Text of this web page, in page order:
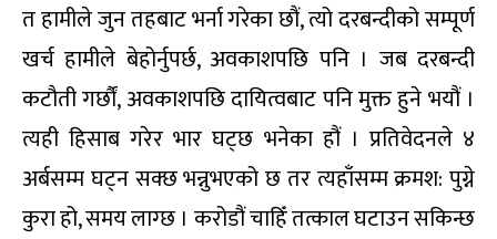
त हामीले जुन तहबाट भर्ना गरेका छौं, त्यो दरबन्दीको सम्पूर्ण
खर्च हामीले बेहोर्नुपर्छ, अवकाशपछि पनि । जब दरबन्दी
कटौती गर्छौं, अवकाशपछि दायित्वबाट पनि मुक्त हुने भयौं ।
त्यही हिसाब गरेर भार घट्छ भनेका हौं । प्रतिवेदनले ४
अर्बसम्म घट्न सक्छ भन्नुभएको छ तर त्यहाँसम्म क्रमश: पुग्ने
कुरा हो, समय लाग्छ । करोडौं चाहिँ तत्काल घटाउन सकिन्छ